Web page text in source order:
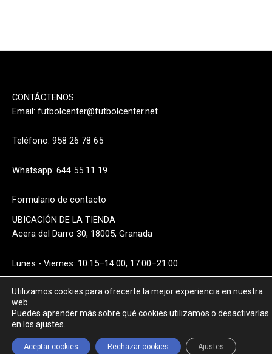
FILTROS
CONTÁCTENOS
Email: futbolcenter@futbolcenter.net
Teléfono: 958 26 78 65
Whatsapp: 644 55 11 19
Formulario de contacto
UBICACIÓN DE LA TIENDA
Acera del Darro 30, 18005, Granada
Lunes - Viernes: 10:15–14:00, 17:00–21:00
Sábado: 10:15–14:00
Utilizamos cookies para ofrecerte la mejor experiencia en nuestra
web.
Puedes aprender más sobre qué cookies utilizamos o desactivarlas
en los ajustes.
Aceptar cookies Rechazar cookies Ajustes